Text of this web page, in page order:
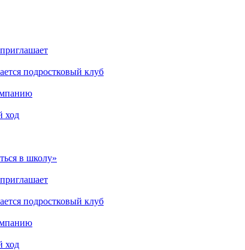
подростковый клуб
ход
в школу»
подростковый клуб
ход